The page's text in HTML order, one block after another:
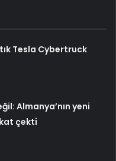
Tesla Cybertruck
Almanya’nın yeni
çekti